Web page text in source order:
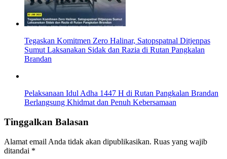
Tegaskan Komitmen Zero Halinar, Satopspatnal Ditjenpas
Sumut Laksanakan Sidak dan Razia di Rutan Pangkalan
Brandan
Pelaksanaan Idul Adha 1447 H di Rutan Pangkalan Brandan
Berlangsung Khidmat dan Penuh Kebersamaan
Tinggalkan Balasan
Alamat email Anda tidak akan dipublikasikan. Ruas yang wajib
ditandai *